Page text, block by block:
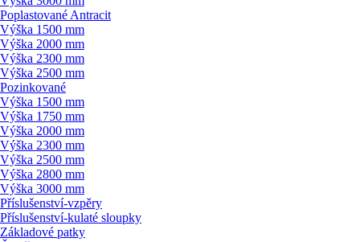
Poplastované Antracit
Výška 1500 mm
Výška 2000 mm
Výška 2300 mm
Výška 2500 mm
Pozinkované
Výška 1500 mm
Výška 1750 mm
Výška 2000 mm
Výška 2300 mm
Výška 2500 mm
Výška 2800 mm
Výška 3000 mm
Příslušenství-vzpěry
Příslušenství-kulaté sloupky
Základové patky